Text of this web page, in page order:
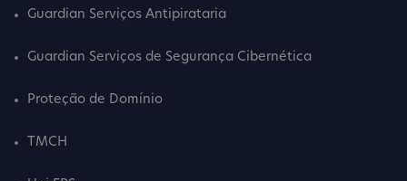
Guardian Serviços Antipirataria
Guardian Serviços de Segurança Cibernética
Proteção de Domínio
TMCH